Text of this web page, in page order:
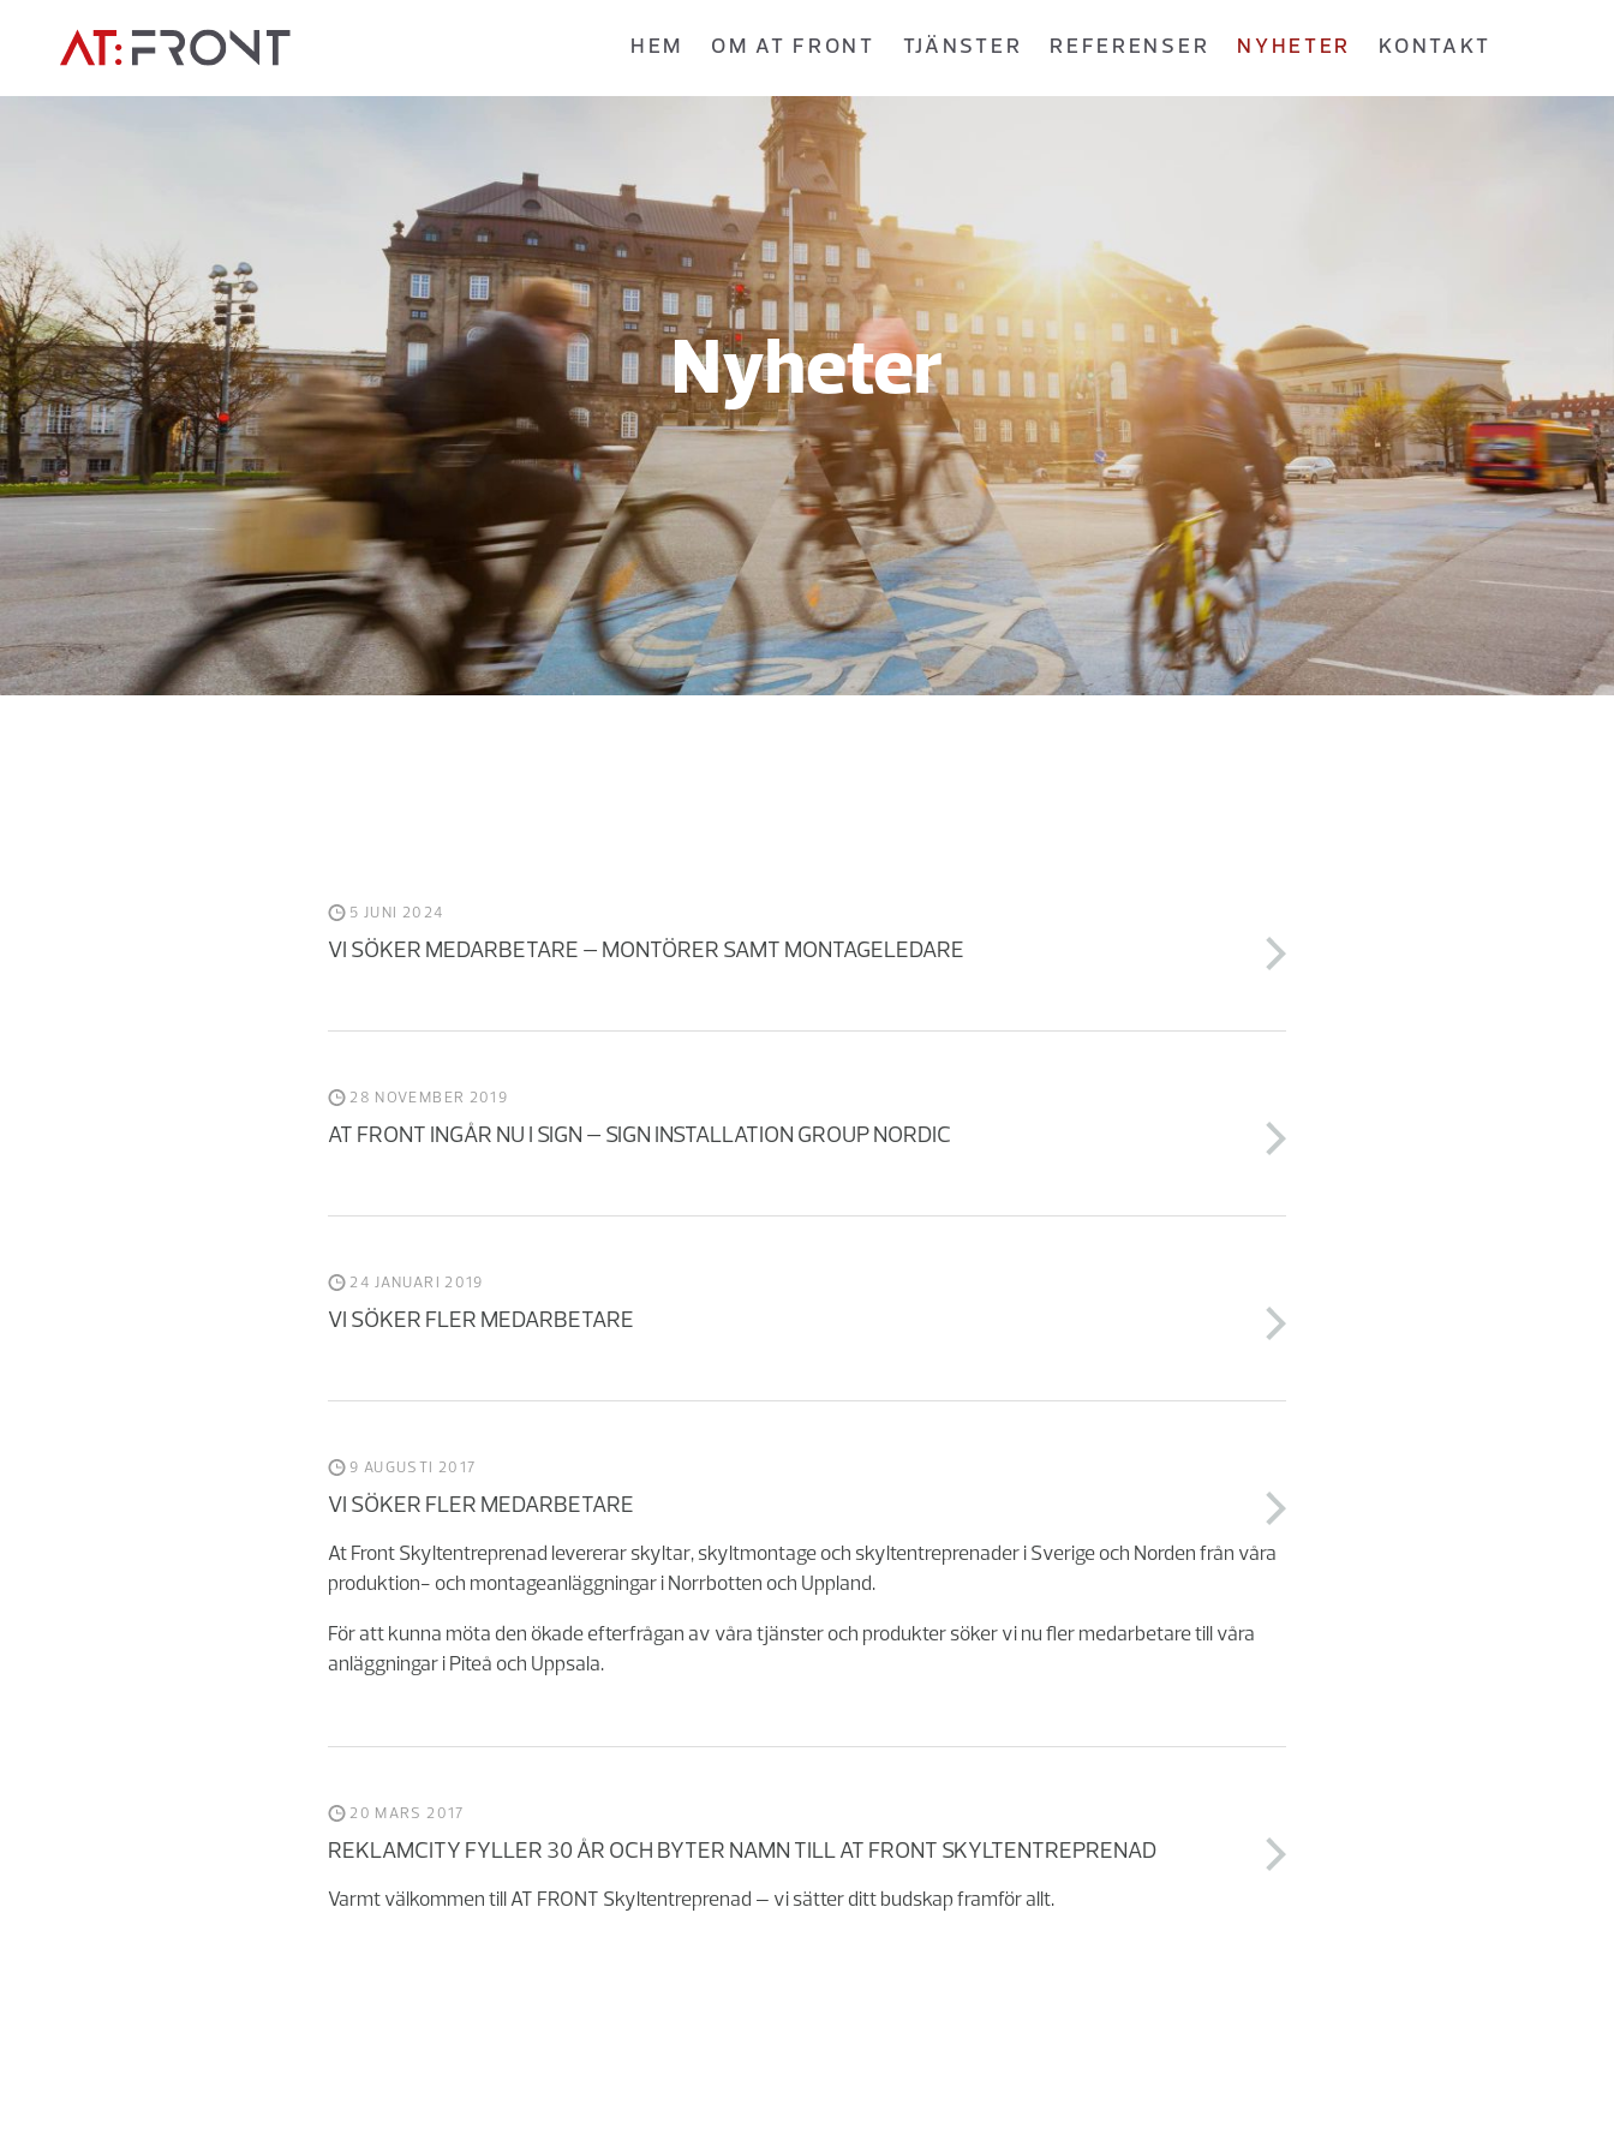
HEM OM AT FRONT TJÄNSTER REFERENSER NYHETER KONTAKT
Nyheter
5 JUNI 2024
VI SÖKER MEDARBETARE – MONTÖRER SAMT MONTAGELEDARE
28 NOVEMBER 2019
AT FRONT INGÅR NU I SIGN – SIGN INSTALLATION GROUP NORDIC
24 JANUARI 2019
VI SÖKER FLER MEDARBETARE
9 AUGUSTI 2017
VI SÖKER FLER MEDARBETARE
At Front Skyltentreprenad levererar skyltar, skyltmontage och skyltentreprenader i Sverige och Norden från våra
produktion- och montageanläggningar i Norrbotten och Uppland.
För att kunna möta den ökade efterfrågan av våra tjänster och produkter söker vi nu fler medarbetare till våra
anläggningar i Piteå och Uppsala.
20 MARS 2017
REKLAMCITY FYLLER 30 ÅR OCH BYTER NAMN TILL AT FRONT SKYLTENTREPRENAD
Varmt välkommen till AT FRONT Skyltentreprenad – vi sätter ditt budskap framför allt.